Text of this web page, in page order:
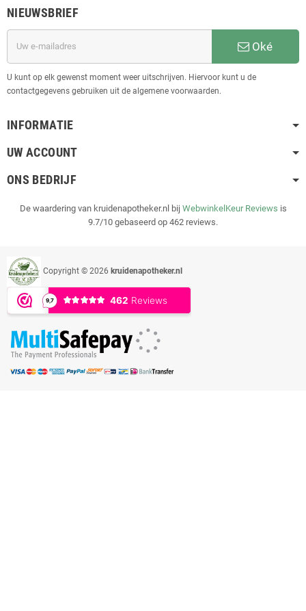
NIEUWSBRIEF
Oké
U kunt op elk gewenst moment weer uitschrijven. Hiervoor kunt u de
contactgegevens gebruiken uit de algemene voorwaarden.
INFORMATIE
UW ACCOUNT
ONS BEDRIJF
De waardering van kruidenapotheker.nl bij WebwinkelKeur Reviews is
9.7/10 gebaseerd op 462 reviews.
Copyright © 2026 kruidenapotheker.nl